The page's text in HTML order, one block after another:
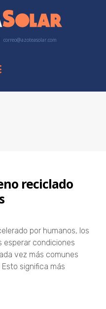
correo@azoteasolar.com
reciclado
por humanos, los
esperar condiciones
vez más comunes
significa más